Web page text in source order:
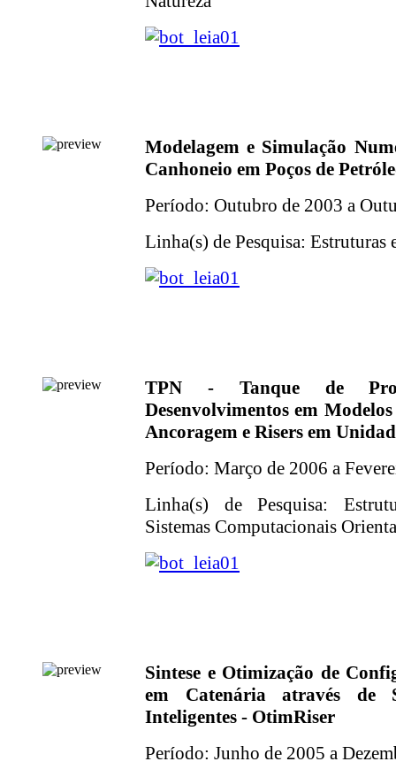
Modelagem e Simulação
Canhoneio em Poços de
Período: Outubro de 2003 a
Linha(s) de Pesquisa: Estruturas
TPN - Tanque de
Desenvolvimentos em
Ancoragem e Risers em
Período: Março de 2006 a
Linha(s) de Pesquisa:
Sistemas Computacionais
Sintese e Otimização de
em Catenária através de
Inteligentes - OtimRiser
Período: Junho de 2005 a